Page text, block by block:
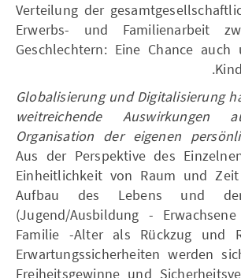
Verteilung der
Erwerbs- und Familienarbeit
Geschlechtern: Eine Chance
Globalisierung und Digitalisierung
weitreichende
Organisation der eigenen
Aus der Perspektive des
Einheitlichkeit von Raum und
Aufbau des Lebens und der
(Jugend/Ausbildung -
Familie -Alter als Rückzug und
Erwartungssicherheiten werden
Freiheitsgewinne und